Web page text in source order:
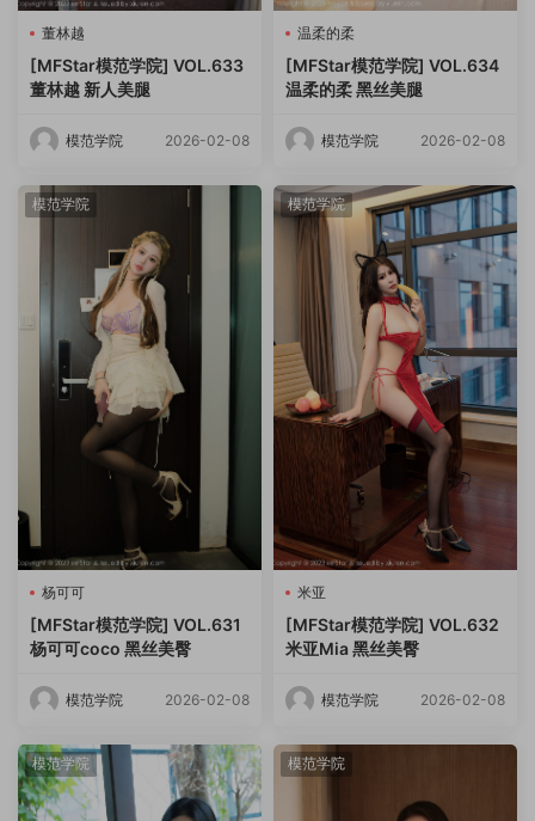
董林越
[MFStar模范学院] VOL.633
董林越 新人美腿
模范学院 2026-02-08
温柔的柔
[MFStar模范学院] VOL.634
温柔的柔 黑丝美腿
模范学院 2026-02-08
模范学院
杨可可
[MFStar模范学院] VOL.631
杨可可coco 黑丝美臀
模范学院 2026-02-08
模范学院
米亚
[MFStar模范学院] VOL.632
米亚Mia 黑丝美臀
模范学院 2026-02-08
模范学院 模范学院